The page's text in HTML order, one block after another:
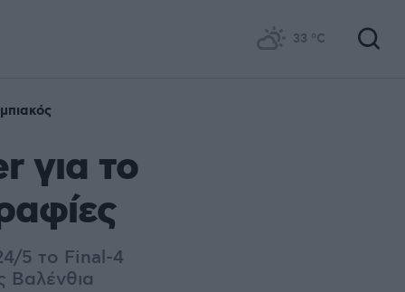
33 °C
για το
5 το Final-4
Βαλένθια